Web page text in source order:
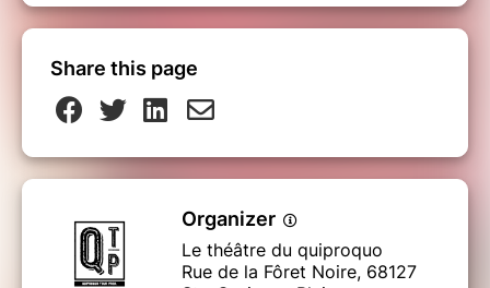
Share this page
Organizer
Le théâtre du quiproquo
Rue de la Fôret Noire, 68127